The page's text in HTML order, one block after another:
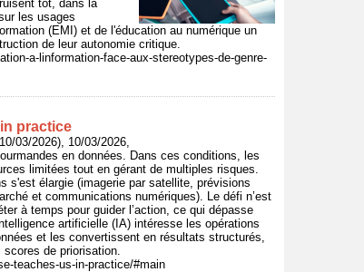
tôt, dans la
les usages
(EMI) et de l'éducation au numérique un
de leur autonomie critique.
a-linformation-face-aux-stereotypes-de-genre-
practice
03/2026), 10/03/2026,
en données. Dans ces conditions, les
limitées tout en gérant de multiples risques.
s'est élargie (imagerie par satellite, prévisions
et communications numériques). Le défi n’est
à temps pour guider l’action, ce qui dépasse
artificielle (IA) intéresse les opérations
et les convertissent en résultats structurés,
de priorisation.
teaches-us-in-practice/#main